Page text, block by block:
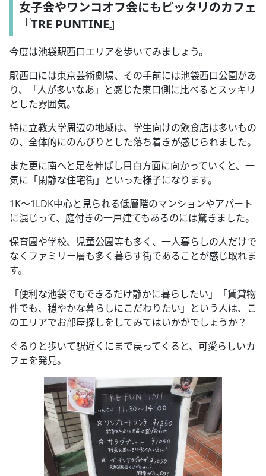
女子会やワンコオフ会にもピッタリのカフェ
『TRE PUNTINE』
今度は池袋駅西口エリアを歩いてみましょう。
駅西口には東京芸術劇場、その手前には池袋西口公園があ
り、「人が多いなあ」と感じた東口側に比べるとスッキリ
とした雰囲気。
特に立教大学周辺の地域は、学生向けの飲食店は多いもの
の、全体的にのんびりとした落ち着きが感じられました。
また更に南へと足を伸ばし目白方面に向かっていくと、一
気に「閑静な住宅街」といった様子になります。
1K～1LDK中心と見られる低層階のマンションやアパート
に混じって、庭付きの一戸建てもあるのには驚きました。
保育園や学校、児童公園等も多く、一人暮らしの人だけで
なくファミリー層も多く暮らす街であることが感じ取れま
す。
「便利な池袋でもできるだけ静かに暮らしたい」「賃貸物
件でも、穏やかな暮らしにこだわりたい」という人は、こ
のエリアでお部屋探しをしてみてはいかがでしょうか？
ぐるりと歩いて駅近くにまで戻ってくると、可愛らしいカ
フェを発見。